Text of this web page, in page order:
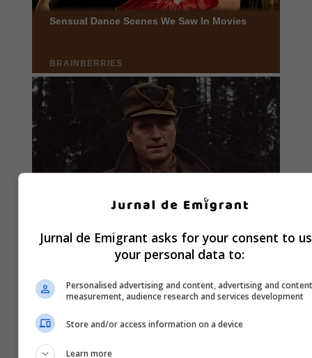
Jurnal de Emigrant asks for your consent to
your personal data to:
Personalised advertising and content, advertising and content
measurement, audience research and services development
Store and/or access information on a device
Learn more